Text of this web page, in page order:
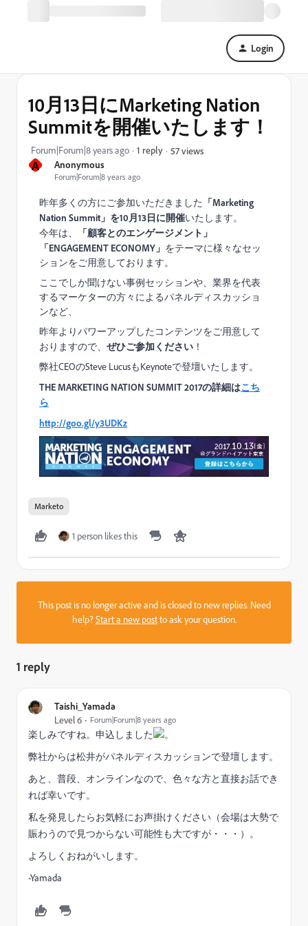
Login
A Anonymous
Forum|Forum|8 years ago
10月13日にMarketing Nation
Summitを開催いたします！
Forum|Forum|8 years ago 1 reply 57 views
昨年多くの方にご参加いただきました 「Marketing
Nation Summit」を10月13日に開催いたします。
今年は、
「顧客とのエンゲージメント」
「ENGAGEMENT ECONOMY」 をテーマに様々なセッ
ションをご用意しております。
ここでしか聞けない事例セッションや、業界を代表
するマーケターの方々によるパネルディスカッショ
ンなど、
昨年よりパワーアップしたコンテンツをご用意して
おりますので、 ぜひご参加ください ！
弊社CEOのSteve LucusもKeynoteで登壇いたします。
THE MARKETING NATION SUMMIT 2017の詳細はこち
ら
http://goo.gl/y3UDKz
Marketo
1 person likes this
This post is no longer active and is closed to new replies. Need
help?Start a new postto ask your question.
1 reply
Taishi_Yamada
Level 6 Forum|Forum|8 years ago
楽しみですね。申込しました
。
弊社からは松井がパネルディスカッションで登壇します。
あと、普段、オンラインなので、色々な方と直接お話でき
れば幸いです。
私を発見したらお気軽にお声掛けください（会場は大勢で
賑わうので見つからない可能性も大ですが・・・）。
よろしくおねがいします。
-Yamada